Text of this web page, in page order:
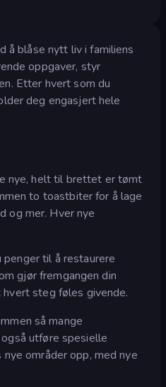
å blåse nytt liv i familiens
oppgaver, styr
Etter hvert som du
deg engasjert hele
nye, helt til brettet er tømt
to toastbiter for å lage
og mer. Hver nye
til å restaurere
gjør fremgangen din
steg føles givende.
så mange
utføre spesielle
områder opp, med nye